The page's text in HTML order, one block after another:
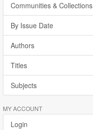
Communities & Collections
By Issue Date
Authors
Titles
Subjects
MY ACCOUNT
Login